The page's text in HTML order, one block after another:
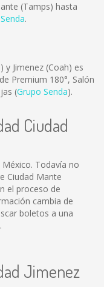
(Tamps) hasta
.
y Jimenez (Coah) es
Premium 180°, Salón
(Grupo Senda).
Ciudad
Todavía no
Ciudad Mante
el proceso de
cambia de
boletos a una
Jimenez